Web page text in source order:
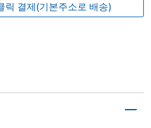
릭 결제(기본주소로 배송)